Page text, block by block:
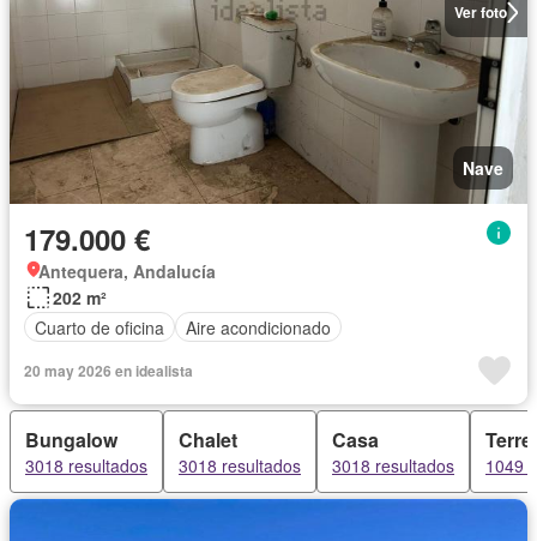
Ver foto
Nave
179.000 €
Antequera, Andalucía
202 m²
Cuarto de oficina
Aire acondicionado
20 may 2026 en idealista
Bungalow
3018 resultados
Chalet
3018 resultados
Casa
3018 resultados 1049